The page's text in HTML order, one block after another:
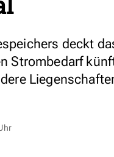
deckt
Strombedarf